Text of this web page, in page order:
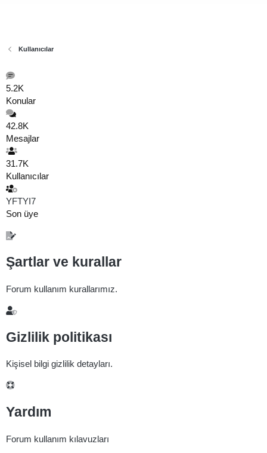
Kullanıcılar
5.2K
Konular
42.8K
Mesajlar
31.7K
Kullanıcılar
YFTYI7
Son üye
Şartlar ve kurallar
Forum kullanım kurallarımız.
Gizlilik politikası
Kişisel bilgi gizlilik detayları.
Yardım
Forum kullanım kılavuzları